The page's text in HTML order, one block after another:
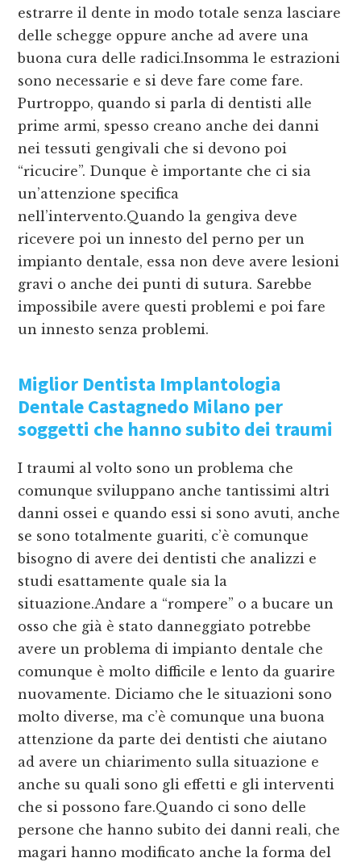
estrarre il dente in modo totale senza lasciare
delle schegge oppure anche ad avere una
buona cura delle radici.Insomma le estrazioni
sono necessarie e si deve fare come fare.
Purtroppo, quando si parla di dentisti alle
prime armi, spesso creano anche dei danni
nei tessuti gengivali che si devono poi
“ricucire”. Dunque è importante che ci sia
un’attenzione specifica
nell’intervento.Quando la gengiva deve
ricevere poi un innesto del perno per un
impianto dentale, essa non deve avere lesioni
gravi o anche dei punti di sutura. Sarebbe
impossibile avere questi problemi e poi fare
un innesto senza problemi.
Miglior Dentista Implantologia
Dentale Castagnedo Milano per
soggetti che hanno subito dei traumi
I traumi al volto sono un problema che
comunque sviluppano anche tantissimi altri
danni ossei e quando essi si sono avuti, anche
se sono totalmente guariti, c’è comunque
bisogno di avere dei dentisti che analizzi e
studi esattamente quale sia la
situazione.Andare a “rompere” o a bucare un
osso che già è stato danneggiato potrebbe
avere un problema di impianto dentale che
comunque è molto difficile e lento da guarire
nuovamente. Diciamo che le situazioni sono
molto diverse, ma c’è comunque una buona
attenzione da parte dei dentisti che aiutano
ad avere un chiarimento sulla situazione e
anche su quali sono gli effetti e gli interventi
che si possono fare.Quando ci sono delle
persone che hanno subito dei danni reali, che
magari hanno modificato anche la forma del